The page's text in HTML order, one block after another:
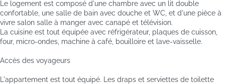
Le logement est composé d'une chambre avec un lit double
confortable, une salle de bain avec douche et WC, et d'une pièce à
vivre salon salle à manger avec canapé et télévision.
La cuisine est tout équipée avec réfrigérateur, plaques de cuisson,
four, micro-ondes, machine à café, bouilloire et lave-vaisselle.
Accès des voyageurs
L'appartement est tout équipé. Les draps et serviettes de toilette